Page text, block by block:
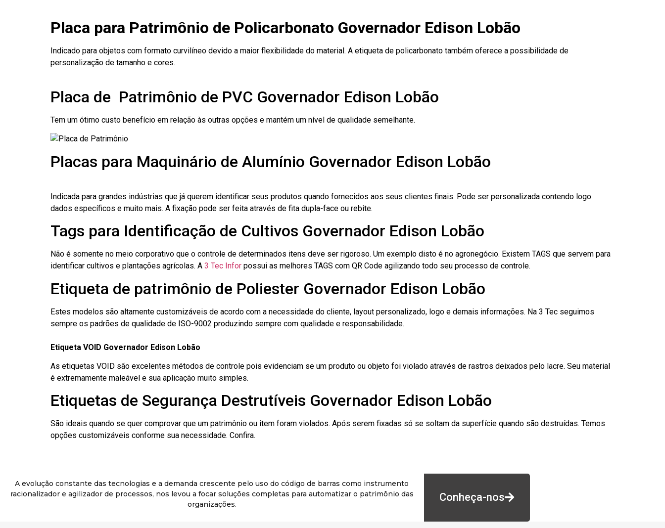
Placa para Patrimônio de Policarbonato Governador Edison Lobão
Indicado para objetos com formato curvilíneo devido a maior flexibilidade do material. A etiqueta de policarbonato também oferece a possibilidade de
personalização de tamanho e cores.
Placa de Patrimônio de PVC Governador Edison Lobão
Tem um ótimo custo benefício em relação às outras opções e mantém um nível de qualidade semelhante.
Placas para Maquinário de Alumínio Governador Edison Lobão
Indicada para grandes indústrias que já querem identificar seus produtos quando fornecidos aos seus clientes finais. Pode ser personalizada contendo logo
dados específicos e muito mais. A fixação pode ser feita através de fita dupla-face ou rebite.
Tags para Identificação de Cultivos Governador Edison Lobão
Não é somente no meio corporativo que o controle de determinados itens deve ser rigoroso. Um exemplo disto é no agronegócio. Existem TAGS que servem para
identificar cultivos e plantações agrícolas. A 3 Tec Infor possui as melhores TAGS com QR Code agilizando todo seu processo de controle.
Etiqueta de patrimônio de Poliester Governador Edison Lobão
Estes modelos são altamente customizáveis de acordo com a necessidade do cliente, layout personalizado, logo e demais informações. Na 3 Tec seguimos
sempre os padrões de qualidade de ISO-9002 produzindo sempre com qualidade e responsabilidade.
Etiqueta VOID Governador Edison Lobão
As etiquetas VOID são excelentes métodos de controle pois evidenciam se um produto ou objeto foi violado através de rastros deixados pelo lacre. Seu material
é extremamente maleável e sua aplicação muito simples.
Etiquetas de Segurança Destrutíveis Governador Edison Lobão
São ideais quando se quer comprovar que um patrimônio ou item foram violados. Após serem fixadas só se soltam da superfície quando são destruídas. Temos
opções customizáveis conforme sua necessidade. Confira.
A evolução constante das tecnologias e a demanda crescente pelo uso do código de barras como instrumento
racionalizador e agilizador de processos, nos levou a focar soluções completas para automatizar o patrimônio das
organizações.
Conheça-nos